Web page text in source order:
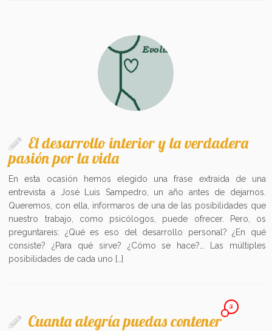
El desarrollo interior y la verdadera
pasión por la vida
En esta ocasión hemos elegido una frase extraída de una
entrevista a José Luis Sampedro, un año antes de dejarnos.
Queremos, con ella, informaros de una de las posibilidades que
nuestro trabajo, como psicólogos, puede ofrecer. Pero, os
preguntareis: ¿Qué es eso del desarrollo personal? ¿En qué
consiste? ¿Para qué sirve? ¿Cómo se hace?… Las múltiples
posibilidades de cada uno […]
Cuanta alegría puedas contener
3